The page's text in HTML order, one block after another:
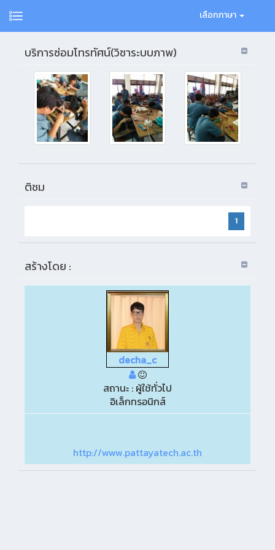
เลือกภาษา
บริการซ่อมโทรทัศน์(วิชาระบบภาพ)
ติชม
1
สร้างโดย :
decha_c
สถานะ : ผู้ใช้ทั่วไป
อิเล็กทรอนิกส์
http://www.pattayatech.ac.th